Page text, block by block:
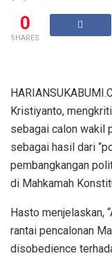
0
SHARES
Kristiyanto,
sebagai calon wakil
sebagai hasil dari
pembangkangan
di Mahkamah
Hasto menjelaskan,
rantai pencalonan
disobedience